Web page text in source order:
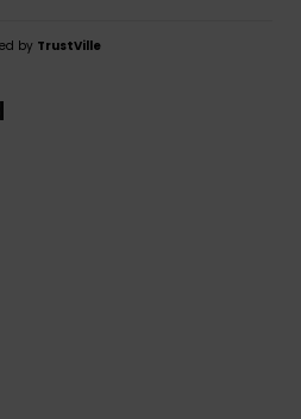
by TrustVille